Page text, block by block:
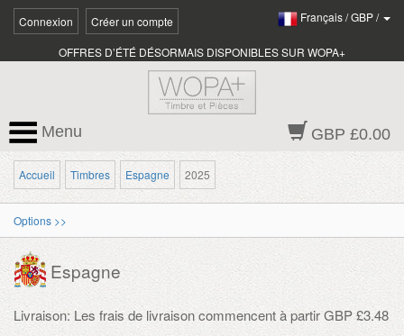
Connexion Créer un compte Français/GBP/
OFFRES D’ÉTÉ DÉSORMAIS DISPONIBLES SUR WOPA+
GBP £0.00
Menu
Accueil Timbres Espagne 2025
Options >>
Espagne
Livraison: Les frais de livraison commencent à partir GBP £3.48